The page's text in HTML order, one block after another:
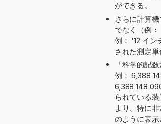
ができる。
さらに計算
でなく（例
例： '12 イ
された測定
「科学的記
例： 6,388
6,388 148
られている
より、特に
のように表